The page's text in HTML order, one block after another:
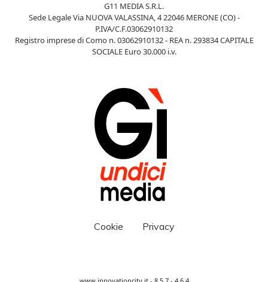
G11 MEDIA S.R.L.
Sede Legale Via NUOVA VALASSINA, 4 22046 MERONE (CO) -
P.IVA/C.F.03062910132
Registro imprese di Como n. 03062910132 - REA n. 293834 CAPITALE
SOCIALE Euro 30.000 i.v.
Cookie Privacy